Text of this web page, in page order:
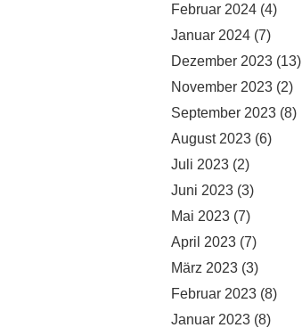
Februar 2024 (4)
Januar 2024 (7)
Dezember 2023 (13)
November 2023 (2)
September 2023 (8)
August 2023 (6)
Juli 2023 (2)
Juni 2023 (3)
Mai 2023 (7)
April 2023 (7)
März 2023 (3)
Februar 2023 (8)
Januar 2023 (8)